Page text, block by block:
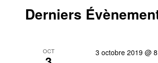
Évènements
Derniers
OCT 3 octobre 2019 @